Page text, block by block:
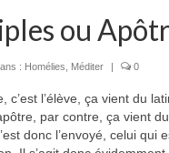
ou
: Homélies, Méditer 0
c’est l’élève, ça vient du
par contre, ça vient
donc l’envoyé, celui qui